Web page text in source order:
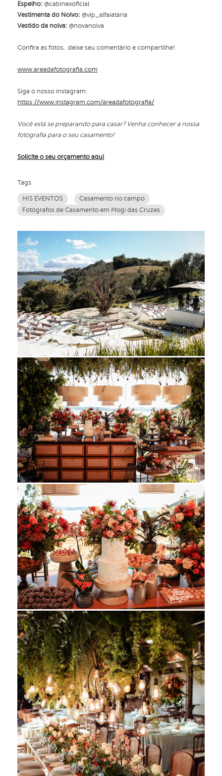
Espelho: @cabinexoficial
Vestimenta do Noivo: @vip_alfaiataria
Vestido da noiva: @novanoiva
Confira as fotos, deixe seu comentário e compartilhe!
www.areadafotografia.com
Siga o nosso instagram:
https://www.instagram.com/areadafotografia/
Você está se preparando para casar? Venha conhecer a nossa
fotografia para o seu casamento!
Solicite o seu orçamento aqui
Tags
HIS EVENTOS
Casamento no campo
Fotógrafos de Casamento em Mogi das Cruzes